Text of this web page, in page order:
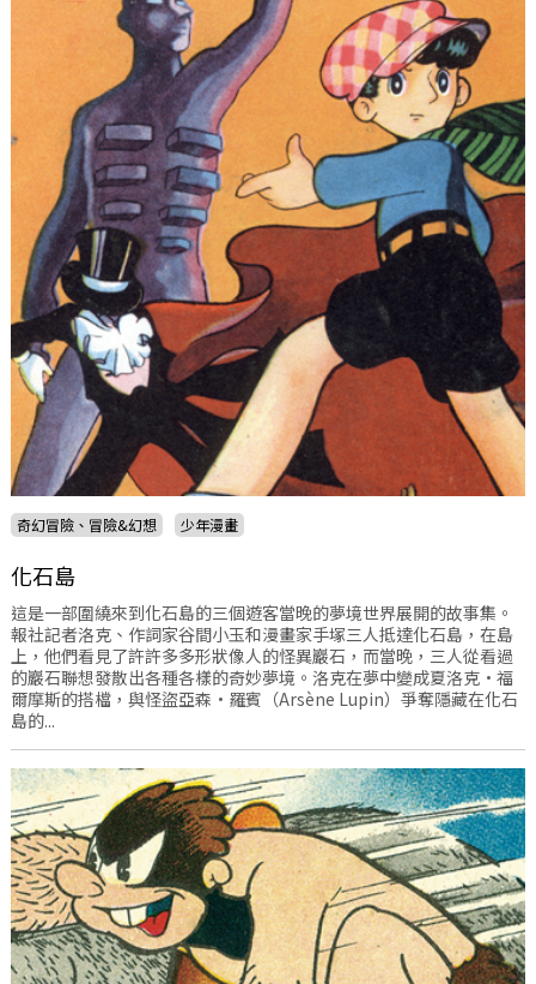
奇幻冒險、冒險&幻想 少年漫畫
化石島
這是一部圍繞來到化石島的三個遊客當晚的夢境世界展開的故事集。
報社記者洛克、作詞家谷間小玉和漫畫家手塚三人抵達化石島，在島
上，他們看見了許許多多形狀像人的怪異巖石，而當晚，三人從看過
的巖石聯想發散出各種各樣的奇妙夢境。洛克在夢中變成夏洛克·福
爾摩斯的搭檔，與怪盜亞森·羅賓（Arsène Lupin）爭奪隱藏在化石
島的...